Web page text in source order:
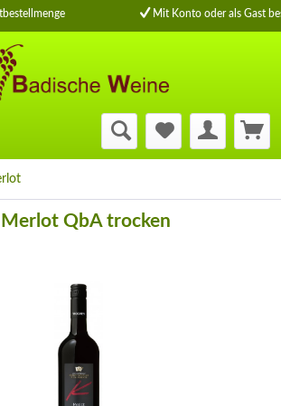
Mit Konto oder als Gast
QbA trocken